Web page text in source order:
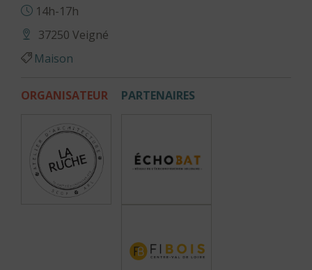
14h-17h
37250 Veigné
Maison
ORGANISATEUR PARTENAIRES